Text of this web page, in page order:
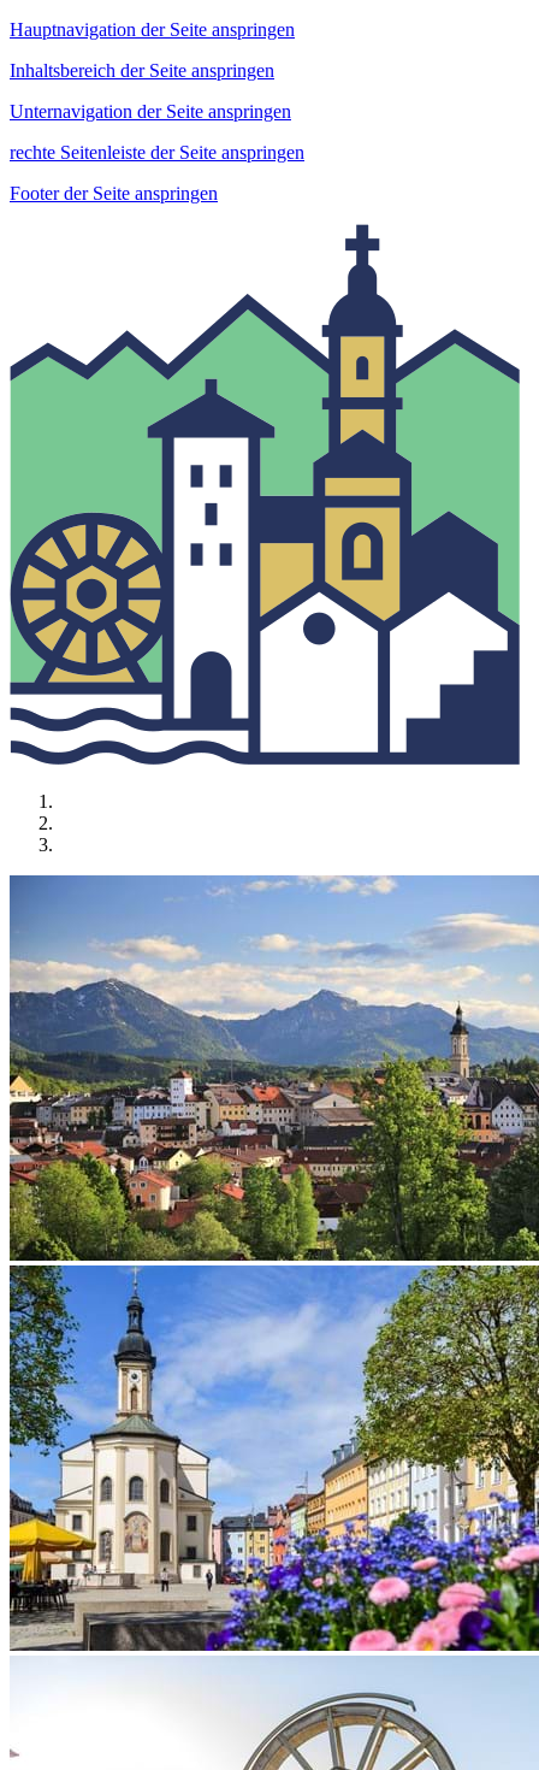
Hauptnavigation der Seite anspringen
Inhaltsbereich der Seite anspringen
Unternavigation der Seite anspringen
rechte Seitenleiste der Seite anspringen
Footer der Seite anspringen